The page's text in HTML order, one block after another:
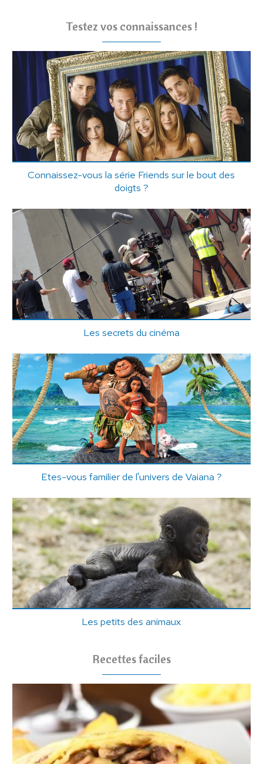
Testez vos connaissances !
Connaissez-vous la série Friends sur le bout des
doigts ?
Les secrets du cinéma
Etes-vous familier de l'univers de Vaiana ?
Les petits des animaux
Recettes faciles